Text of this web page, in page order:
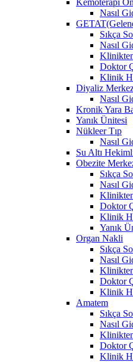
Nasıl
Sıkça
Nasıl
Doktor
Klinik
Diyaliz
Nasıl
Kronik Yara
Yanık Ünitesi
Nükleer Tıp
Nasıl
Su Altı
Obezite
Sıkça
Nasıl
Doktor
Klinik
Yanık
Organ Nakli
Sıkça
Nasıl
Doktor
Klinik
Amatem
Sıkça
Nasıl
Doktor
Klinik